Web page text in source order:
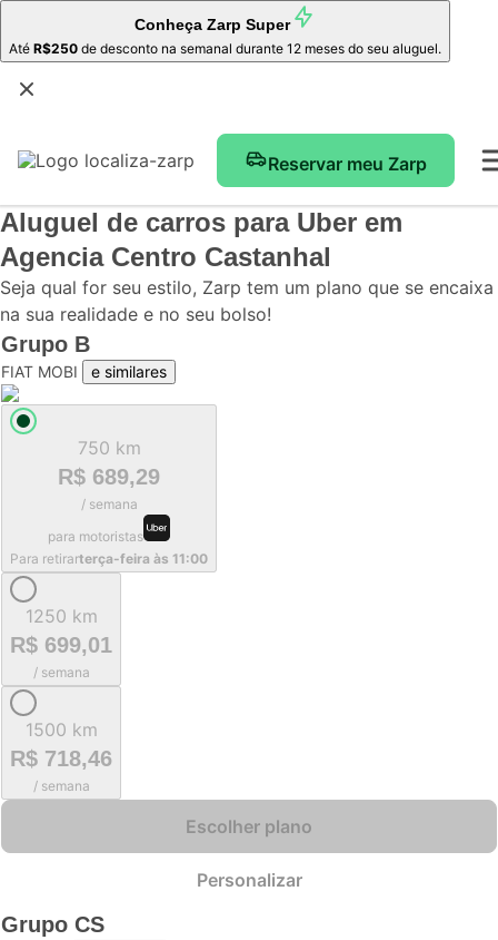
Conheça Zarp Super
Até R$250 de desconto na semanal durante 12 meses do seu aluguel.
Reservar meu Zarp
Aluguel de carros para Uber em
Agencia Centro Castanhal
Seja qual for seu estilo, Zarp tem um plano que se encaixa
na sua realidade e no seu bolso!
Grupo B
FIAT MOBI e similares
750 km
R$ 689,29
/ semana
para motoristas
Para retirarterça-feira às 11:00
1250 km
R$ 699,01
/ semana
1500 km
R$ 718,46
/ semana
Escolher plano
Personalizar
Grupo CS